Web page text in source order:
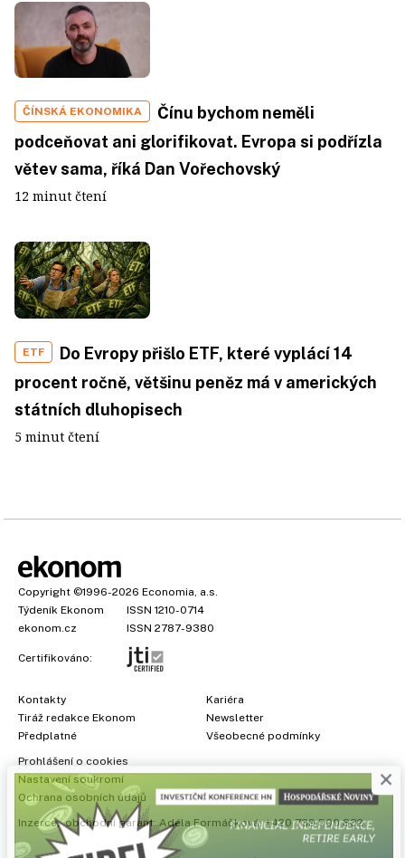
ČÍNSKÁ EKONOMIKA
Čínu bychom neměli
podceňovat ani glorifikovat. Evropa si podřízla
větev sama, říká Dan Vořechovský
12 minut čtení
ETF
Do Evropy přišlo ETF, které vyplácí 14
procent ročně, většinu peněz má v amerických
státních dluhopisech
5 minut čtení
Copyright ©1996-2026 Economia, a.s.
Týdeník Ekonom
ISSN 1210-0714
ekonom.cz
ISSN 2787-9380
Certifikováno:
Kontakty
Tiráž redakce Ekonom
Předplatné
Kariéra
Newsletter
Všeobecné podmínky
Prohlášení o cookies
Nastavení soukromí
Ochrana osobních údajů
Inzerce, obchodní garant:Adéla Formáčková,+420 739 500 832
×